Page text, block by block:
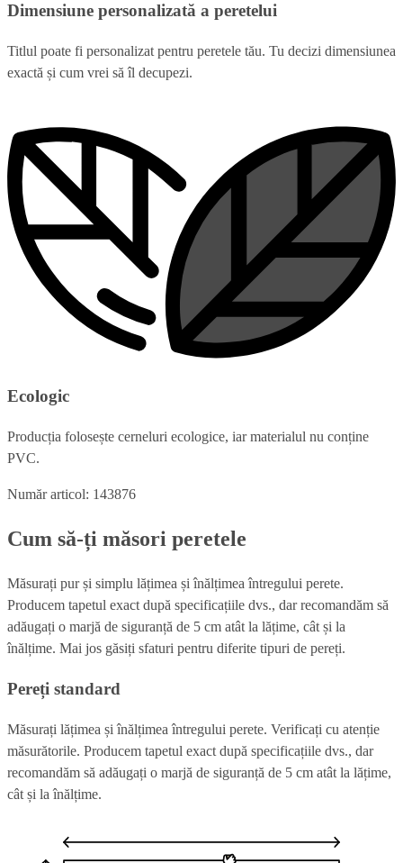
Dimensiune personalizată a peretelui
Titlul poate fi personalizat pentru peretele tău. Tu decizi dimensiunea
exactă și cum vrei să îl decupezi.
Ecologic
Producția folosește cerneluri ecologice, iar materialul nu conține
PVC.
Număr articol: 143876
Cum să-ți măsori peretele
Măsurați pur și simplu lățimea și înălțimea întregului perete.
Producem tapetul exact după specificațiile dvs., dar recomandăm să
adăugați o marjă de siguranță de 5 cm atât la lățime, cât și la
înălțime. Mai jos găsiți sfaturi pentru diferite tipuri de pereți.
Pereți standard
Măsurați lățimea și înălțimea întregului perete. Verificați cu atenție
măsurătorile. Producem tapetul exact după specificațiile dvs., dar
recomandăm să adăugați o marjă de siguranță de 5 cm atât la lățime,
cât și la înălțime.